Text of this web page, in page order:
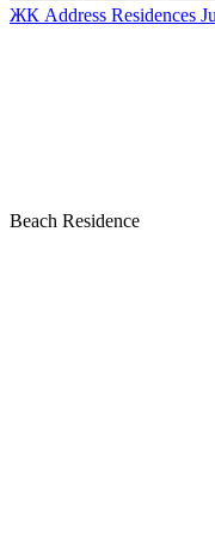
ЖК Address Residences
Beach Residence